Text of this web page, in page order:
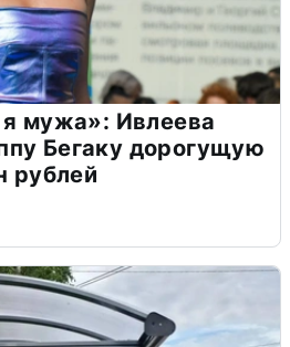
я мужа»: Ивлеева
Бегаку дорогущую
рублей